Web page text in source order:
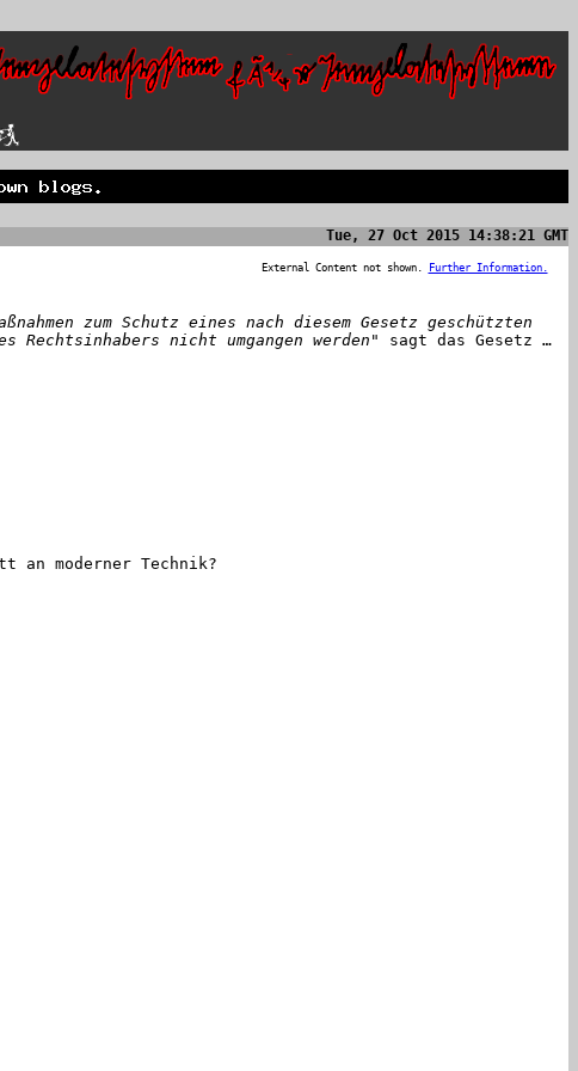
Tue, 27 Oct 2015 14:38:21 GMT
External Content not shown. Further Information.
zum Schutz eines nach diesem Gesetz geschützten
Rechtsinhabers nicht umgangen werden"
sagt das Gesetz …
moderner Technik?